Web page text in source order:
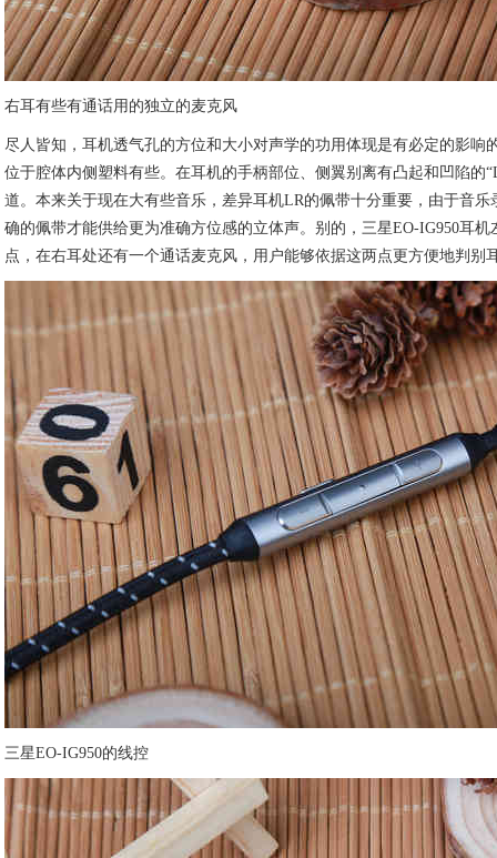
右耳有些有通话用的独立的麦克风
尽人皆知，耳机透气孔的方位和大小对声学的功用体现是有必定的影响
位于腔体内侧塑料有些。在耳机的手柄部位、侧翼别离有凸起和凹陷的
道。本来关于现在大有些音乐，差异耳机LR的佩带十分重要，由于音
确的佩带才能供给更为准确方位感的立体声。别的，三星EO-IG950耳
点，在右耳处还有一个通话麦克风，用户能够依据这两点更方便地判别
三星EO-IG950的线控